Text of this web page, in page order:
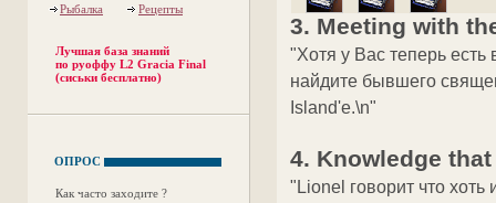
Рыбалка
Рецепты
Лучшая база знаний
по руоффу L2 Gracia Final
(сиськи бесплатно)
ОПРОС
Как часто заходите ?
3. Meeting with
"Хотя у Вас теперь есть
найдите бывшего
Island'e.\n"
4. Knowledge
"Lionel говорит что хоть